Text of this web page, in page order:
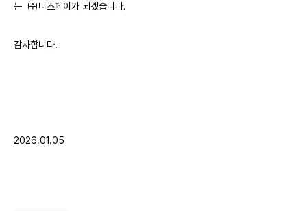
는 ㈜니즈페이가 되겠습니다.
감사합니다.
2026.01.05